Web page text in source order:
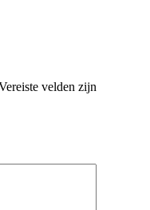
velden zijn